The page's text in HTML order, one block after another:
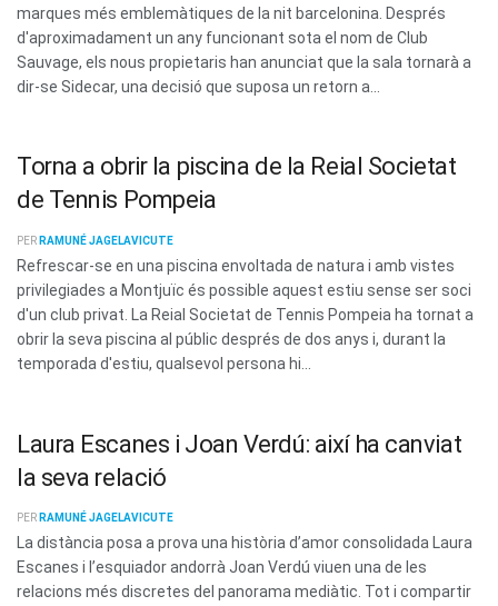
marques més emblemàtiques de la nit barcelonina. Després
d'aproximadament un any funcionant sota el nom de Club
Sauvage, els nous propietaris han anunciat que la sala tornarà a
dir-se Sidecar, una decisió que suposa un retorn a...
Torna a obrir la piscina de la Reial Societat
de Tennis Pompeia
PER RAMUNÉ JAGELAVICUTE
Refrescar-se en una piscina envoltada de natura i amb vistes
privilegiades a Montjuïc és possible aquest estiu sense ser soci
d'un club privat. La Reial Societat de Tennis Pompeia ha tornat a
obrir la seva piscina al públic després de dos anys i, durant la
temporada d'estiu, qualsevol persona hi...
Laura Escanes i Joan Verdú: així ha canviat
la seva relació
PER RAMUNÉ JAGELAVICUTE
La distància posa a prova una història d’amor consolidada Laura
Escanes i l’esquiador andorrà Joan Verdú viuen una de les
relacions més discretes del panorama mediàtic. Tot i compartir